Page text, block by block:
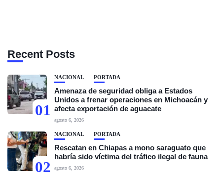
Recent Posts
01
NACIONAL PORTADA
Amenaza de seguridad obliga a Estados
Unidos a frenar operaciones en Michoacán y
afecta exportación de aguacate
agosto 6, 2026
02
NACIONAL PORTADA
Rescatan en Chiapas a mono saraguato que
habría sido víctima del tráfico ilegal de fauna
agosto 6, 2026